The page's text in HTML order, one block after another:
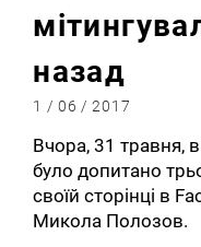
назад
1 / 06 / 2017
Вчора, 31 травня,
було допитано
своїй сторінці в
Микола Полозов.